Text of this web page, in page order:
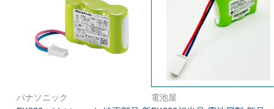
パナソニック 電池屋